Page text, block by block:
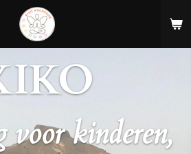
voor kinderen,